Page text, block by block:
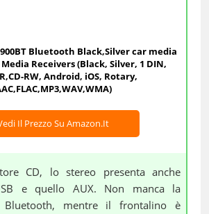
Bluetooth Black,Silver car media
Receivers (Black, Silver, 1 DIN,
RW, Android, iOS, Rotary,
Il Prezzo Su Amazon.it
CD, lo stereo presenta anche
e quello AUX. Non manca la
Bluetooth, mentre il frontalino è